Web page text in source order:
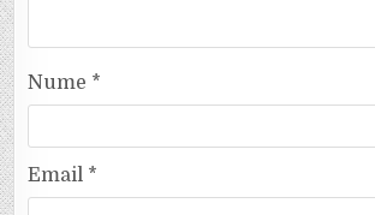
Nume *
Email *